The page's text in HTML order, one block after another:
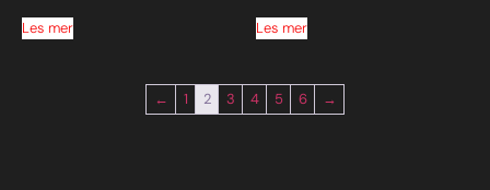
Les mer Les mer
← 1 2 3 4 5 6 →